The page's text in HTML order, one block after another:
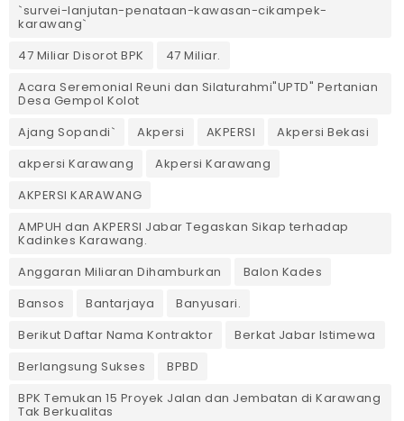
`survei-lanjutan-penataan-kawasan-cikampek-
karawang`
47 Miliar Disorot BPK
47 Miliar.
Acara Seremonial Reuni dan Silaturahmi"UPTD" Pertanian
Desa Gempol Kolot
Ajang Sopandi`
Akpersi AKPERSI
Akpersi Bekasi
akpersi Karawang
Akpersi Karawang
AKPERSI KARAWANG
AMPUH dan AKPERSI Jabar Tegaskan Sikap terhadap
Kadinkes Karawang.
Anggaran Miliaran Dihamburkan
Balon Kades
Bansos
Bantarjaya
Banyusari.
Berikut Daftar Nama Kontraktor
Berkat Jabar Istimewa
Berlangsung Sukses
BPBD
BPK Temukan 15 Proyek Jalan dan Jembatan di Karawang
Tak Berkualitas